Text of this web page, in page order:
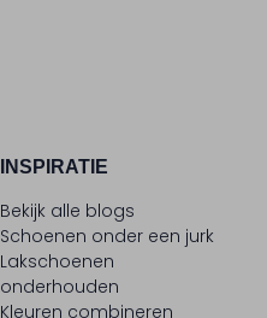
INSPIRATIE
Bekijk alle blogs
Schoenen onder een jurk
Lakschoenen
onderhouden
Kleuren combineren